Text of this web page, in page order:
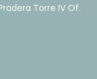
Torre IV Of.